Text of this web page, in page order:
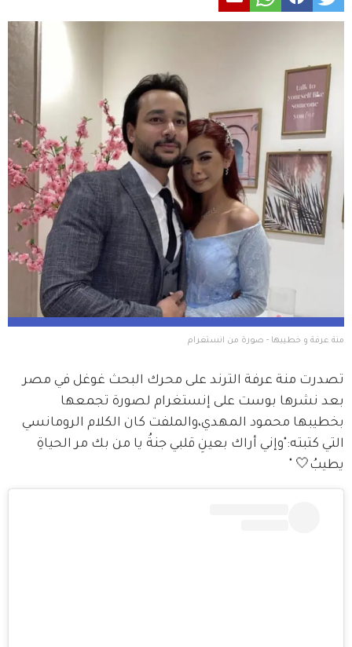
منة عرفة و خطيبها - صورة من انستغرام
تصدرت منة عرفة الترند على محرك البحث غوغل في مصر
بعد نشرها بوست على إنستغرام لصورة تجمعها
بخطيبها محمود المهدي،والملفت كان الكلام الرومانسي
التي كتبته:"وإني أراك بعينِ قلبي جنةُ يا من بك مر الحياةِ
يطيبُ🤍 "